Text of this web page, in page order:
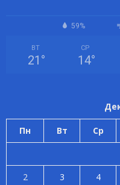
59%
ВТ
21 °
СР
14°
Пн Вт Ср
2
3 4